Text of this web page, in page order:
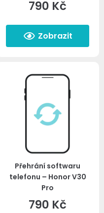
790 Kč
Zobrazit
Přehrání softwaru
telefonu – Honor V30
Pro
790 Kč